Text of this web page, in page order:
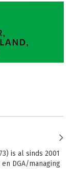
is al sinds 2001
DGA/managing